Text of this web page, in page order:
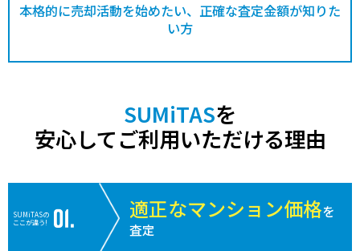
本格的に売却活動を始めたい、正確な査定金額が知りた
い方
SUMiTASを
安心してご利用いただける理由
SUMiTASの
ここが違う!
適正なマンション価格を
査定